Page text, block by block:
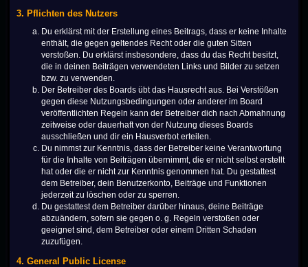
3. Pflichten des Nutzers
Du erklärst mit der Erstellung eines Beitrags, dass er keine Inhalte
enthält, die gegen geltendes Recht oder die guten Sitten
verstoßen. Du erklärst insbesondere, dass du das Recht besitzt,
die in deinen Beiträgen verwendeten Links und Bilder zu setzen
bzw. zu verwenden.
Der Betreiber des Boards übt das Hausrecht aus. Bei Verstößen
gegen diese Nutzungsbedingungen oder anderer im Board
veröffentlichten Regeln kann der Betreiber dich nach Abmahnung
zeitweise oder dauerhaft von der Nutzung dieses Boards
ausschließen und dir ein Hausverbot erteilen.
Du nimmst zur Kenntnis, dass der Betreiber keine Verantwortung
für die Inhalte von Beiträgen übernimmt, die er nicht selbst erstellt
hat oder die er nicht zur Kenntnis genommen hat. Du gestattest
dem Betreiber, dein Benutzerkonto, Beiträge und Funktionen
jederzeit zu löschen oder zu sperren.
Du gestattest dem Betreiber darüber hinaus, deine Beiträge
abzuändern, sofern sie gegen o. g. Regeln verstoßen oder
geeignet sind, dem Betreiber oder einem Dritten Schaden
zuzufügen.
4. General Public License